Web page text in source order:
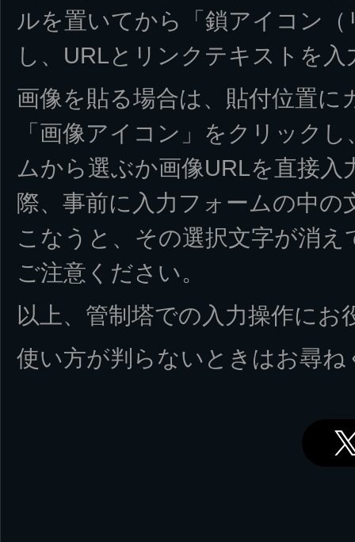
ルを置いてから「鎖アイコン
し、URLとリンクテキストを
画像を貼る場合は、貼付位置に
「画像アイコン」をクリック
ムから選ぶか画像URLを直接
際、事前に入力フォームの中
こなうと、その選択文字が消
ご注意ください。
以上、管制塔での入力操作にお
使い方が判らないときはお尋